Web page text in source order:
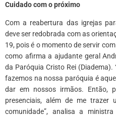
Cuidado com o próximo
Com a reabertura das igrejas
deve ser redobrada com as
19, pois é o momento de servir
como afirma a ajudante geral
da Paróquia Cristo Rei (Diadema).
fazemos na nossa paróquia é
dar em nossos irmãos. Então,
presenciais, além de me
comunidade”, analisa a